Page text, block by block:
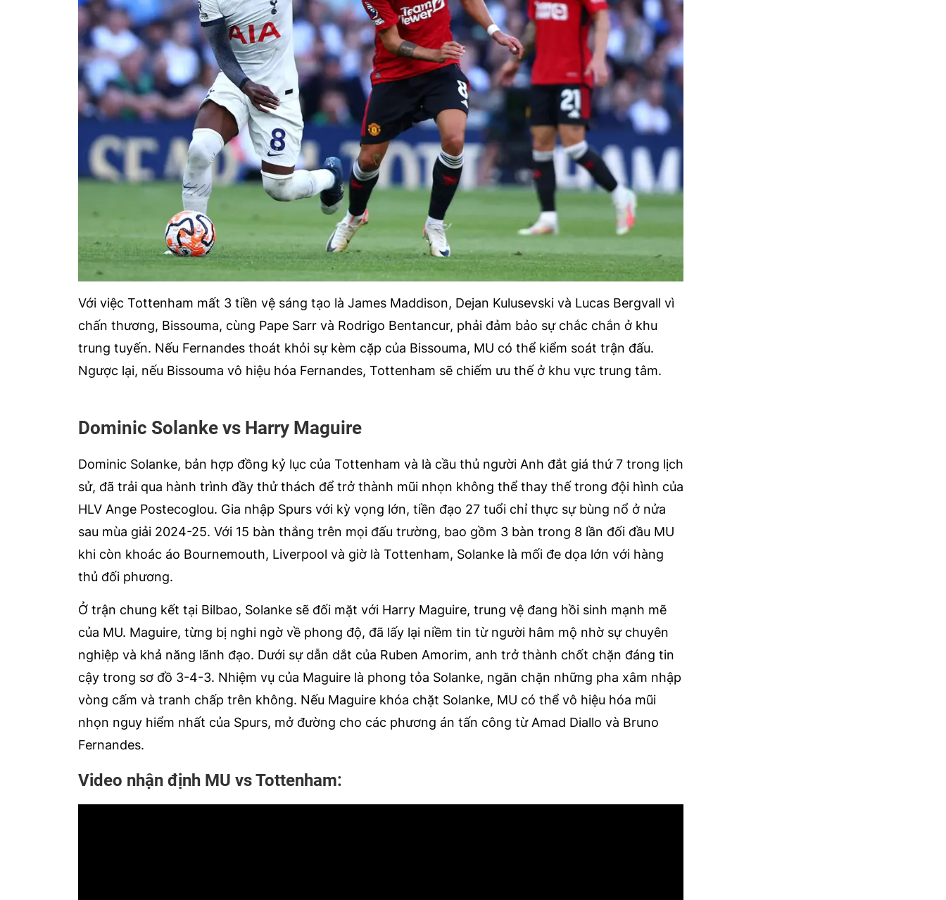
Với việc Tottenham mất 3 tiền vệ sáng tạo là James Maddison, Dejan Kulusevski và Lucas Bergvall vì
chấn thương, Bissouma, cùng Pape Sarr và Rodrigo Bentancur, phải đảm bảo sự chắc chắn ở khu
trung tuyến. Nếu Fernandes thoát khỏi sự kèm cặp của Bissouma, MU có thể kiểm soát trận đấu.
Ngược lại, nếu Bissouma vô hiệu hóa Fernandes, Tottenham sẽ chiếm ưu thế ở khu vực trung tâm.
Dominic Solanke vs Harry Maguire
Dominic Solanke, bản hợp đồng kỷ lục của Tottenham và là cầu thủ người Anh đắt giá thứ 7 trong lịch
sử, đã trải qua hành trình đầy thử thách để trở thành mũi nhọn không thể thay thế trong đội hình của
HLV Ange Postecoglou. Gia nhập Spurs với kỳ vọng lớn, tiền đạo 27 tuổi chỉ thực sự bùng nổ ở nửa
sau mùa giải 2024-25. Với 15 bàn thắng trên mọi đấu trường, bao gồm 3 bàn trong 8 lần đối đầu MU
khi còn khoác áo Bournemouth, Liverpool và giờ là Tottenham, Solanke là mối đe dọa lớn với hàng
thủ đối phương.
Ở trận chung kết tại Bilbao, Solanke sẽ đối mặt với Harry Maguire, trung vệ đang hồi sinh mạnh mẽ
của MU. Maguire, từng bị nghi ngờ về phong độ, đã lấy lại niềm tin từ người hâm mộ nhờ sự chuyên
nghiệp và khả năng lãnh đạo. Dưới sự dẫn dắt của Ruben Amorim, anh trở thành chốt chặn đáng tin
cậy trong sơ đồ 3-4-3. Nhiệm vụ của Maguire là phong tỏa Solanke, ngăn chặn những pha xâm nhập
vòng cấm và tranh chấp trên không. Nếu Maguire khóa chặt Solanke, MU có thể vô hiệu hóa mũi
nhọn nguy hiểm nhất của Spurs, mở đường cho các phương án tấn công từ Amad Diallo và Bruno
Fernandes.
Video nhận định MU vs Tottenham: